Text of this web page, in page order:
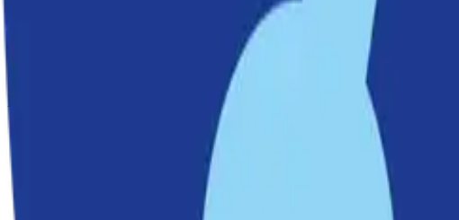
Redaktionens val
Nu kan Nacka bli superkommun igen
Nacka Grace – nyproduktion i 1920-talsstil